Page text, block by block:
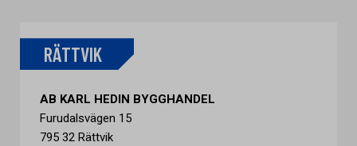
RÄTTVIK
AB KARL HEDIN BYGGHANDEL
Furudalsvägen 15
795 32 Rättvik